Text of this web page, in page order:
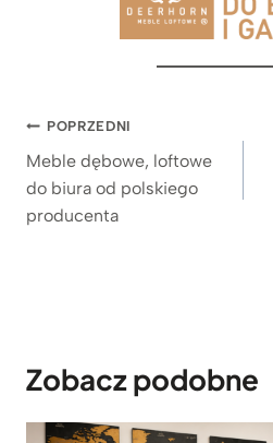
Nawigacja
wpisu
POPRZEDNI
Meble dębowe, loftowe
do biura od polskiego
producenta
Zobacz podobne